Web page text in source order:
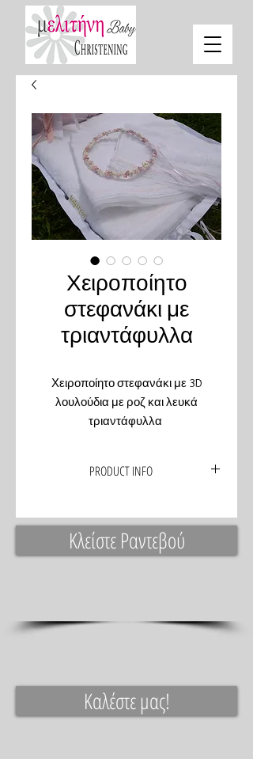
Χειροποίητο
στεφανάκι με
τριαντάφυλλα
Χειροποίητο στεφανάκι με 3D
λουλούδια με ροζ και λευκά
τριαντάφυλλα
PRODUCT INFO
Κλείστε Ραντεβού
Καλέστε μας!